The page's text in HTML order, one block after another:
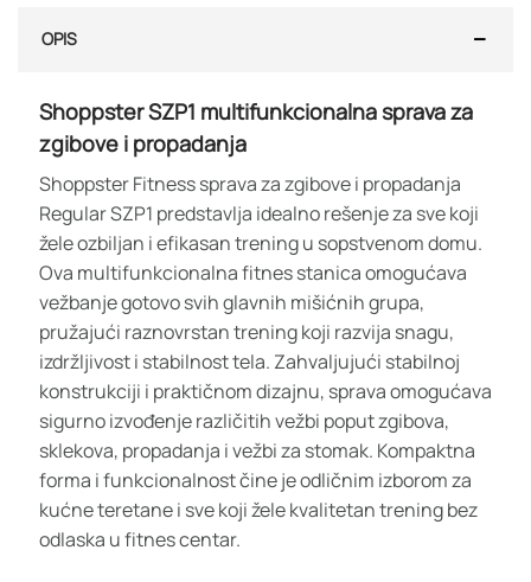
OPIS
Shoppster SZP1 multifunkcionalna sprava za
zgibove i propadanja
Shoppster Fitness sprava za zgibove i propadanja
Regular SZP1 predstavlja idealno rešenje za sve koji
žele ozbiljan i efikasan trening u sopstvenom domu.
Ova multifunkcionalna fitnes stanica omogućava
vežbanje gotovo svih glavnih mišićnih grupa,
pružajući raznovrstan trening koji razvija snagu,
izdržljivost i stabilnost tela. Zahvaljujući stabilnoj
konstrukciji i praktičnom dizajnu, sprava omogućava
sigurno izvođenje različitih vežbi poput zgibova,
sklekova, propadanja i vežbi za stomak. Kompaktna
forma i funkcionalnost čine je odličnim izborom za
kućne teretane i sve koji žele kvalitetan trening bez
odlaska u fitnes centar.